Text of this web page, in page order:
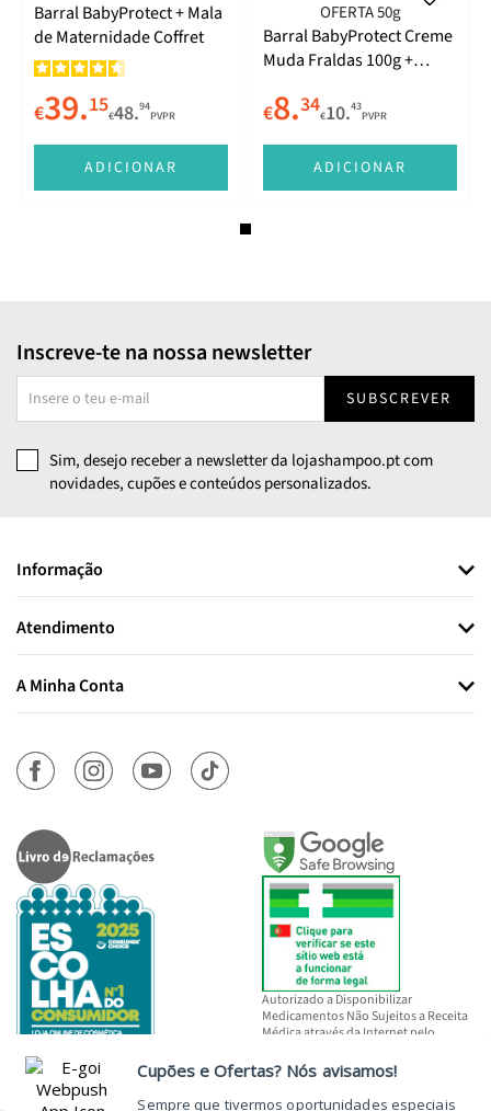
Barral BabyProtect + Mala
de Maternidade Coffret
€39.15€48.94
PVPR
ADICIONAR
Barral BabyProtect Creme
Muda Fraldas 100g +
€8.34€10.43
PVPR
ADICIONAR
Inscreve-te na nossa newsletter
SUBSCREVER
Sim, desejo receber a newsletter da lojashampoo.pt com
novidades, cupões e conteúdos personalizados.
Informação
Atendimento
A Minha Conta
Autorizado a Disponibilizar
Medicamentos Não Sujeitos a Receita
Médica através da Internet pelo